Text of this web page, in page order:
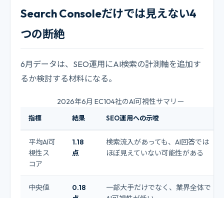
Search Consoleだけでは見えない4
つの断絶
6月データは、SEO運用にAI検索の計測軸を追加す
るか検討する材料になる。
2026年6月 EC104社のAI可視性サマリー
指標 結果 SEO運用への示唆
平均AI可
視性ス
コア
1.18
点
検索流入があっても、AI回答では
ほぼ見えていない可能性がある
中央値
0.18
一部大手だけでなく、業界全体で